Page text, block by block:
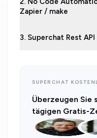
Zapier / make
3. Superchat Rest
SUPERCHAT
Überzeugen Sie
tägigen Gratis-